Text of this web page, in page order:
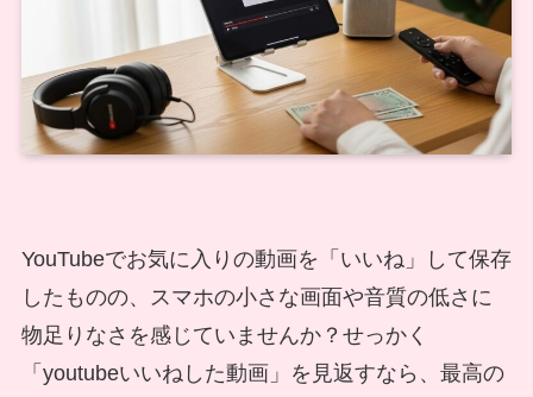
YouTubeでお気に入りの動画を「いいね」して保存
したものの、スマホの小さな画面や音質の低さに
物足りなさを感じていませんか？せっかく
「youtubeいいねした動画」を見返すなら、最高の